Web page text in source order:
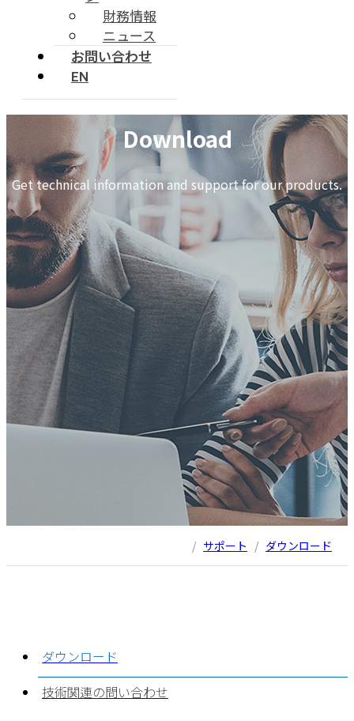
財務情報
ニュース
お問い合わせ
EN
Download
Get technical information and support for our products.
/ サポート / ダウンロード
ダウンロード
技術関連の問い合わせ